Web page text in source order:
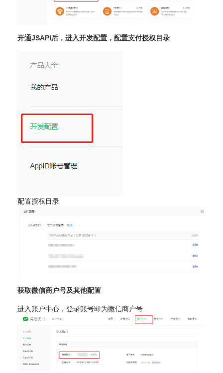
开通JSAPI后，进入开发配置，配置支付授权目录
配置授权目录
获取微信商户号及其他配置
进入账户中心，登录账号即为微信商户号